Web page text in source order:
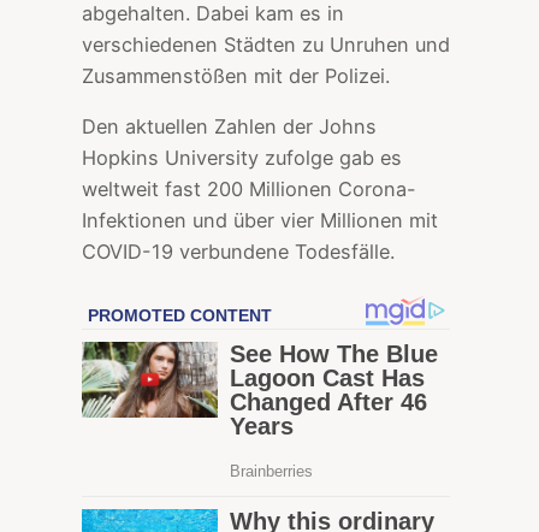
abgehalten. Dabei kam es in
verschiedenen Städten zu Unruhen und
Zusammenstößen mit der Polizei.
Den aktuellen Zahlen der Johns
Hopkins University zufolge gab es
weltweit fast 200 Millionen Corona-
Infektionen und über vier Millionen mit
COVID-19 verbundene Todesfälle.